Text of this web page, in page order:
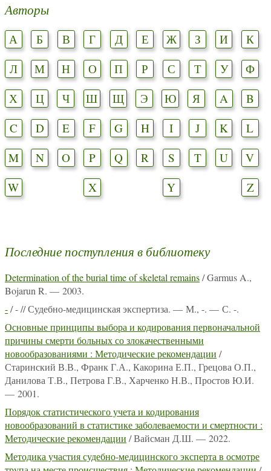
Авторы
А Б В Г Д Е Ж З И
К
Л
М Н О П Р С Т У
Ф
Х
Ц Ч Ш Щ Э Ю Я A
B
C
D E F G H I J K
L
M
N O P Q R S T U
V
W
X Y Z
Последние поступления в библиотеку
Determination of the burial time of skeletal remains/ Garmus A.,
Bojarun R. — 2003.
-/ - // Судебно-медицинская экспертиза. — М., -. — С. -.
Основные принципы выбора и кодирования первоначальной
причины смерти больных со злокачественными
новообразованиями : Методические рекомендации /
Старинский В.В., Франк Г.А., Какорина Е.П., Грецова О.П.,
Данилова Т.В., Петрова Г.В., Харченко Н.В., Простов Ю.И.
— 2001.
Порядок статистического учета и кодирования
новообразований в статистике заболеваемости и смертности :
Методические рекомендации / Вайсман Д.Ш. — 2022.
Методика участия судебно-медицинского эксперта в осмотре